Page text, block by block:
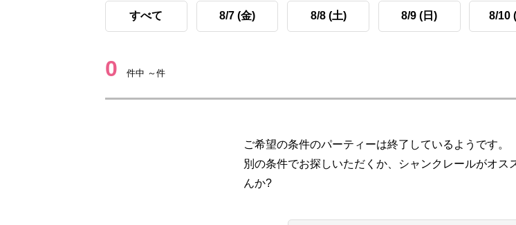
すべて 8/7 (金) 8/8 (土) 8/9 (日) 8/10
0 件中 ～件
ご希望の条件のパーティーは終了しているようです。
別の条件でお探しいただくか、シャンクレールがオス
んか?